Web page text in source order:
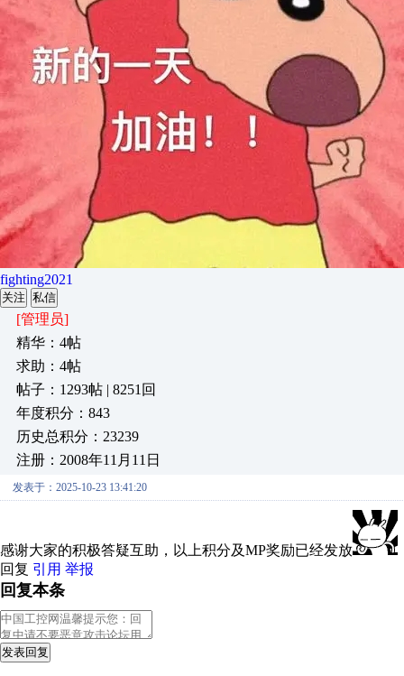
fighting2021
关注 私信
[管理员]
精华：4帖
求助：4帖
帖子：1293帖 | 8251回
年度积分：843
历史总积分：23239
注册：2008年11月11日
发表于：2025-10-23 13:41:20
感谢大家的积极答疑互助，以上积分及MP奖励已经发放
回复 引用 举报
回复本条
发表回复